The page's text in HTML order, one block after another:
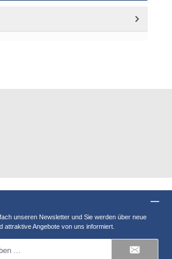
unseren Newsletter und Sie werden über neue
attraktive Angebote von uns informiert.